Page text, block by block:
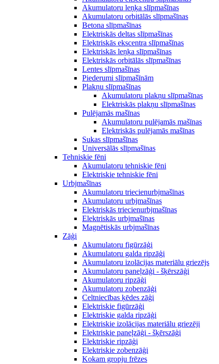
Akumulatoru leņķa slīpmašīnas
Akumulatoru orbitālās slīpmašīnas
Betona slīpmašīnas
Elektriskās deltas slīpmašīnas
Elektriskās ekscentra slīpmašīnas
Elektriskās leņķa slīpmašīnas
Elektriskās orbitālās slīpmašīnas
Lentes slīpmašīnas
Piederumi slīpmašīnām
Plakņu slīpmašīnas
Akumulatoru plakņu slīpmašīnas
Elektriskās plakņu slīpmašīnas
Pulējamās mašīnas
Akumulatoru pulējamās mašīnas
Elektriskās pulējamās mašīnas
Sukas slīpmašīnas
Universālās slīpmašīnas
Tehniskie fēni
Akumulatoru tehniskie fēni
Elektriskie tehniskie fēni
Urbjmašīnas
Akumulatoru triecienurbjmašīnas
Akumulatoru urbjmašīnas
Elektriskās triecienurbjmašīnas
Elektriskās urbjmašīnas
Magnētiskās urbjmašīnas
Zāģi
Akumulatoru figūrzāģi
Akumulatoru galda ripzāģi
Akumulatoru izolācijas materiālu griezējs
Akumulatoru paneļzāģi - šķērszāģi
Akumulatoru ripzāģi
Akumulatoru zobenzāģi
Celtniecības ķēdes zāģi
Elektriskie figūrzāģi
Elektriskie galda ripzāģi
Elektriskie izolācijas materiālu griezēji
Elektriskie paneļzāģi - šķērszāģi
Elektriskie ripzāģi
Elektriskie zobenzāģi
Kokam gropju frēzes